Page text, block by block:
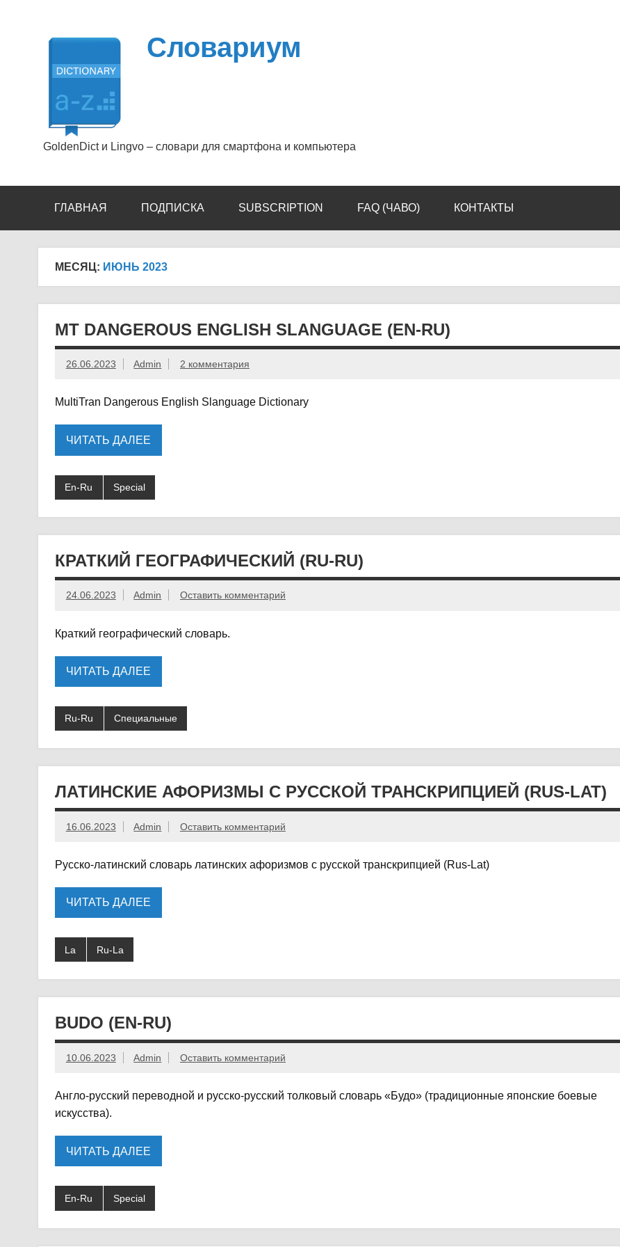
Словариум
GoldenDict и Lingvo – словари для смартфона и компьютера
ГЛАВНАЯ ПОДПИСКА SUBSCRIPTION FAQ (ЧАВО) КОНТАКТЫ
МЕСЯЦ: ИЮНЬ 2023
MT DANGEROUS ENGLISH SLANGUAGE (EN-RU)
26.06.2023 Admin 2 комментария
MultiTran Dangerous English Slanguage Dictionary
ЧИТАТЬ ДАЛЕЕ
En-Ru Special
КРАТКИЙ ГЕОГРАФИЧЕСКИЙ (RU-RU)
24.06.2023 Admin Оставить комментарий
Краткий географический словарь.
ЧИТАТЬ ДАЛЕЕ
Ru-Ru Специальные
ЛАТИНСКИЕ АФОРИЗМЫ С РУССКОЙ ТРАНСКРИПЦИЕЙ (RUS-LAT)
16.06.2023 Admin Оставить комментарий
Русско-латинский словарь латинских афоризмов с русской транскрипцией (Rus-Lat)
ЧИТАТЬ ДАЛЕЕ
La Ru-La
BUDO (EN-RU)
10.06.2023 Admin Оставить комментарий
Англо-русский переводной и русско-русский толковый словарь «Будо» (традиционные японские боевые
искусства).
ЧИТАТЬ ДАЛЕЕ
En-Ru Special